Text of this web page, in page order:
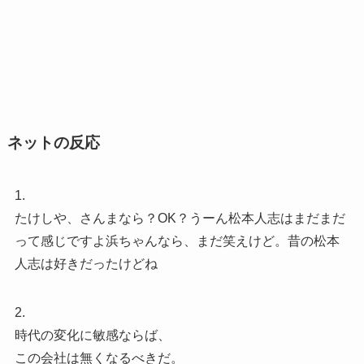
ネットの反応
1.
たけしや、さんまなら？OK？うーん松本人志はまだまだ
って感じですよ浜ちゃんなら、まだ笑えけど。昔の松本
人志は好きだったけどね
2.
時代の変化に敏感ならば、
この会社は無くなるべきだ。